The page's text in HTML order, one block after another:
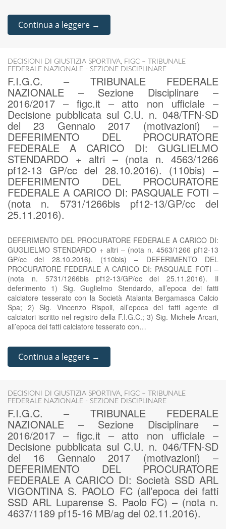
Continua a leggere →
DECISIONI DI GIUSTIZIA SPORTIVA, FIGC – TRIBUNALE
FEDERALE NAZIONALE - SEZIONE DISCIPLINARE
F.I.G.C. – TRIBUNALE FEDERALE
NAZIONALE – Sezione Disciplinare –
2016/2017 – figc.it – atto non ufficiale –
Decisione pubblicata sul C.U. n. 048/TFN-SD
del 23 Gennaio 2017 (motivazioni) –
DEFERIMENTO DEL PROCURATORE
FEDERALE A CARICO DI: GUGLIELMO
STENDARDO + altri – (nota n. 4563/1266
pf12-13 GP/cc del 28.10.2016). (110bis) –
DEFERIMENTO DEL PROCURATORE
FEDERALE A CARICO DI: PASQUALE FOTI –
(nota n. 5731/1266bis pf12-13/GP/cc del
25.11.2016).
DEFERIMENTO DEL PROCURATORE FEDERALE A CARICO DI:
GUGLIELMO STENDARDO + altri – (nota n. 4563/1266 pf12-13
GP/cc del 28.10.2016). (110bis) – DEFERIMENTO DEL
PROCURATORE FEDERALE A CARICO DI: PASQUALE FOTI –
(nota n. 5731/1266bis pf12-13/GP/cc del 25.11.2016). Il
deferimento 1) Sig. Guglielmo Stendardo, all’epoca dei fatti
calciatore tesserato con la Società Atalanta Bergamasca Calcio
Spa; 2) Sig. Vincenzo Rispoli, all’epoca dei fatti agente di
calciatori iscritto nel registro della F.I.G.C.; 3) Sig. Michele Arcari,
all’epoca dei fatti calciatore tesserato con…
Continua a leggere →
DECISIONI DI GIUSTIZIA SPORTIVA, FIGC – TRIBUNALE
FEDERALE NAZIONALE - SEZIONE DISCIPLINARE
F.I.G.C. – TRIBUNALE FEDERALE
NAZIONALE – Sezione Disciplinare –
2016/2017 – figc.it – atto non ufficiale –
Decisione pubblicata sul C.U. n. 046/TFN-SD
del 16 Gennaio 2017 (motivazioni) –
DEFERIMENTO DEL PROCURATORE
FEDERALE A CARICO DI: Società SSD ARL
VIGONTINA S. PAOLO FC (all’epoca dei fatti
SSD ARL Luparense S. Paolo FC) – (nota n.
4637/1189 pf15-16 MB/ag del 02.11.2016).